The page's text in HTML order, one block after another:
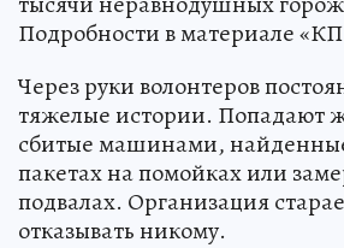
Подробности в материале
Через руки волонтеров
тяжелые истории. Попадают
сбитые машинами,
пакетах на помойках или
подвалах. Организация
отказывать никому.